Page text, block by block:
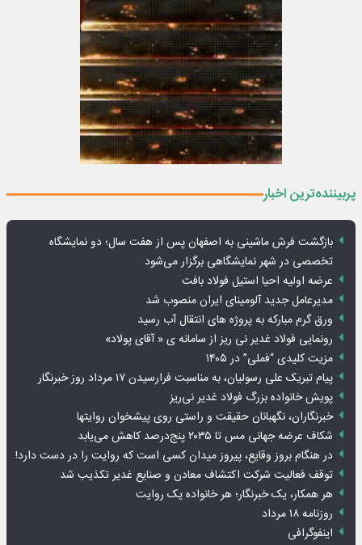
پربیننده‌ترین اخبار
بازگشت فرش ماشینی به اصفهان پس از هفت سال؛ دو نمایشگاه
تخصصی در شهر نمایشگاهی برگزار می‌شود
عرضه اولیه احیا استیل فولاد بافت
مدیرعامل جدید آلومینای ایران منصوب شد
ورق گرم مبارکه به پروژه های انتقال آب رسید
رونمایی فولاد غدیر نی ریز از سامانه ی « آقای پولاد»
مزیت کلیدی “فملی” در ۱۴۰۵
پیام تبریک علی رسولیان، به مناسبت فرارسیدن ۱۷ مرداد روز خبرنگار
پویش خانواده بزرگ فولاد غدیر نی‌ریز
خبرنگاران، نگهبانان حقیقت و راستی روی پیشخوان روایت­ها
شکاف عرضه جهانی مس تا ۲۰۳۵ پنج‌درصد کاهش می‌یابد
در هنگام بروز وقایع، پیروز میدان کسی است که روایت را در دست دارد!
توقف فعالیت شرکت اکتشاف معادن و صنایع غدیر تکذیب شد
هر همکار، یک خبرنگار؛ هر خانواده یک روایت
روزنامه ۱۸ مرداد
اینفوگرافی